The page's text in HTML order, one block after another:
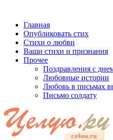
Главная
Опубликовать стих
Стихи о любви
Ваши стихи и признания
Прочее
Поздравления с
Любовные истории
Любовь в письмах
Письмо солдату